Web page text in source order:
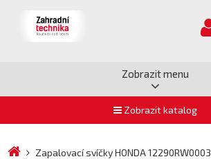
Zobrazit menu
Zobrazit katalog
Zapalovací svíčky HONDA 12290RW0003